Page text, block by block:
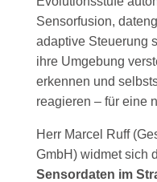
Sensorfusion,
adaptive Steuerung
ihre Umgebung
erkennen und
reagieren – für eine
Herr Marcel Ruff
GmbH) widmet sich
Sensordaten im